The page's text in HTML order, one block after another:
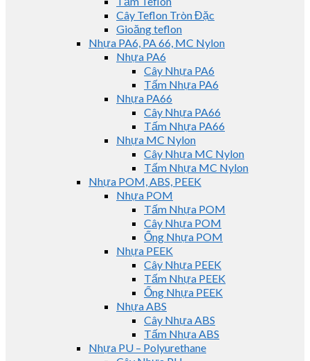
Cây Teflon Tròn Đặc
Gioăng teflon
Nhựa PA6, PA 66, MC Nylon
Nhựa PA6
Cây Nhựa PA6
Tấm Nhựa PA6
Nhựa PA66
Cây Nhựa PA66
Tấm Nhựa PA66
Nhựa MC Nylon
Cây Nhựa MC Nylon
Tấm Nhựa MC Nylon
Nhựa POM, ABS, PEEK
Nhựa POM
Tấm Nhựa POM
Cây Nhựa POM
Ống Nhựa POM
Nhựa PEEK
Cây Nhựa PEEK
Tấm Nhựa PEEK
Ống Nhựa PEEK
Nhựa ABS
Cây Nhựa ABS
Tấm Nhựa ABS
Nhựa PU – Polyurethane